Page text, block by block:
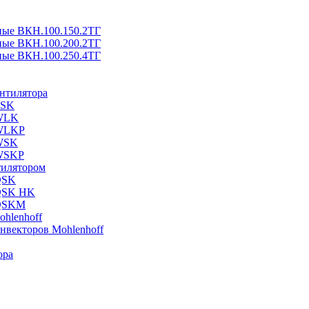
ВКН.100.150.2ТГ
ВКН.100.200.2ТГ
ВКН.100.250.4ТГ
HK
Mohlenhoff